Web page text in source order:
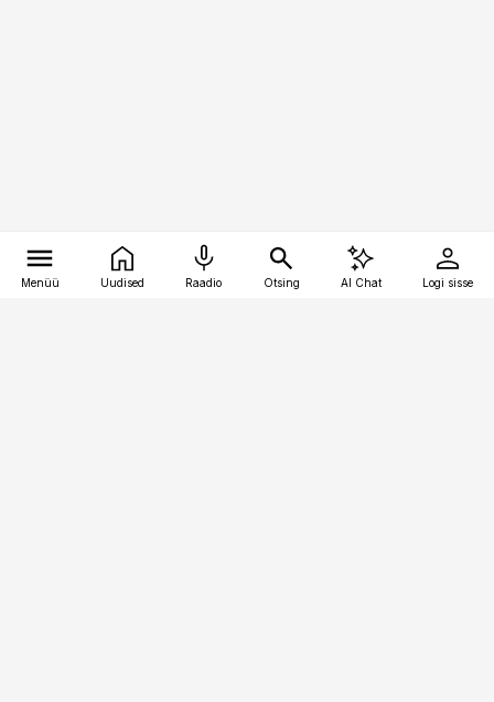
Menüü Uudised Raadio Otsing AI Chat Logi sisse